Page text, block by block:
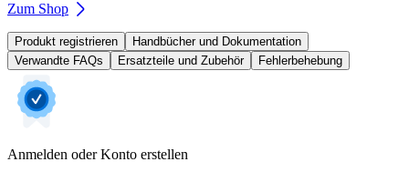
Zum Shop
Produkt registrieren
Handbücher und Dokumentation
Verwandte FAQs
Ersatzteile und Zubehör Fehlerbehebung
Anmelden oder Konto erstellen